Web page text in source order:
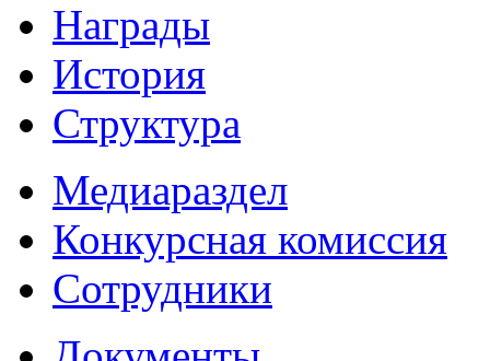
Награды
История
Структура
Медиараздел
Конкурсная комиссия
Сотрудники